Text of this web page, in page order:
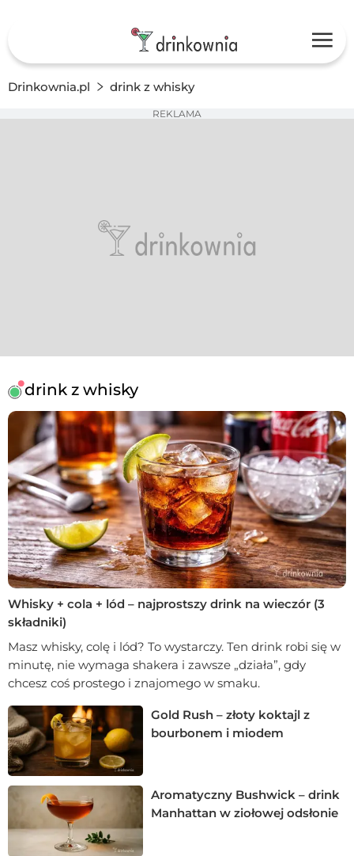
Drinkownia.pl drink z whisky
REKLAMA
drink z whisky
Whisky + cola + lód – najprostszy drink na wieczór (3
składniki)
Masz whisky, colę i lód? To wystarczy. Ten drink robi się w
minutę, nie wymaga shakera i zawsze „działa”, gdy
chcesz coś prostego i znajomego w smaku.
Gold Rush – złoty koktajl z
bourbonem i miodem
Aromatyczny Bushwick – drink
Manhattan w ziołowej odsłonie